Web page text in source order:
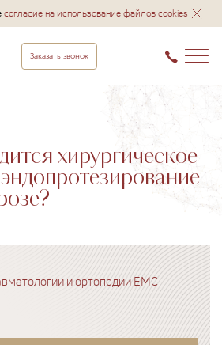
согласие на использование файлов cookies
Заказать звонок
хирургическое
и ортопедии EMC